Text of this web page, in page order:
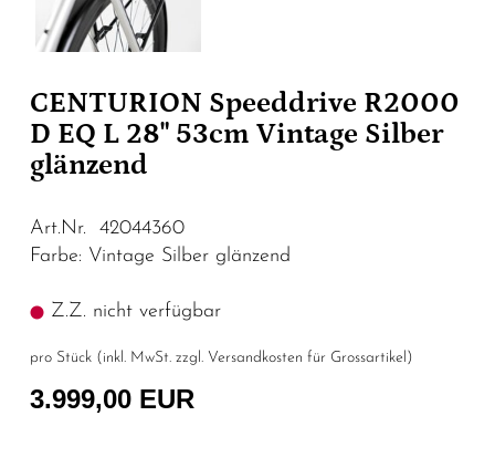
CENTURION Speeddrive R2000
D EQ L 28" 53cm Vintage Silber
glänzend
Art.Nr. 42044360
Farbe: Vintage Silber glänzend
Z.Z. nicht verfügbar
pro Stück (inkl. MwSt. zzgl. Versandkosten für Grossartikel )
3.999,00 EUR